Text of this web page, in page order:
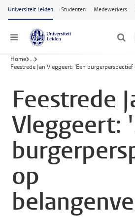
Ga naar hoofdinhoud
Universiteit Leiden Studenten Medewerkers
Menu
Home ...
Feestrede Jan Vleggeert: 'Een
Feestrede
Vleggeert:
op